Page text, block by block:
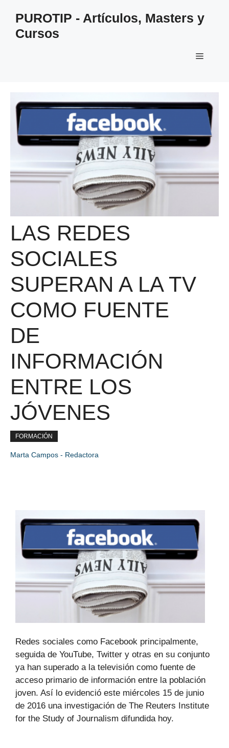
contenido
PUROTIP - Artículos, Masters y
Cursos
Menú
LAS REDES
SOCIALES
SUPERAN A LA TV
COMO FUENTE
DE
INFORMACIÓN
ENTRE LOS
JÓVENES
FORMACIÓN
Marta Campos - Redactora
Redes sociales como Facebook principalmente,
seguida de YouTube, Twitter y otras en su conjunto
ya han superado a la televisión como fuente de
acceso primario de información entre la población
joven. Así lo evidenció este miércoles 15 de junio
de 2016 una investigación de The Reuters Institute
for the Study of Journalism difundida hoy.